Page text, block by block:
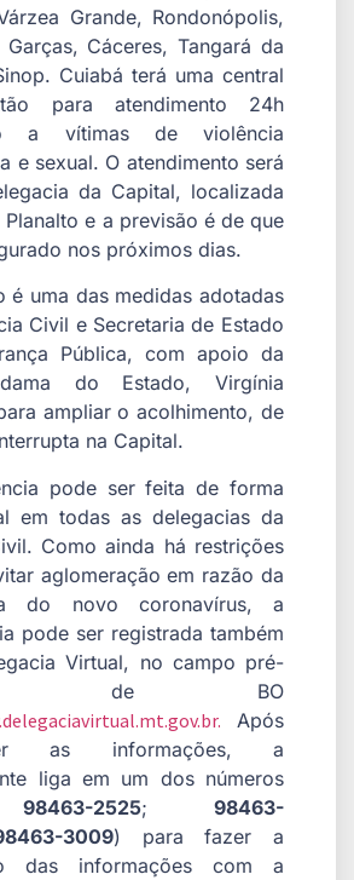
Grande, Rondonópolis,
Cáceres, Tangará da
Cuiabá terá uma central
para atendimento 24h
a vítimas de violência
e sexual. O atendimento será
da Capital, localizada
e a previsão é de que
nos próximos dias.
é uma das medidas adotadas
Civil e Secretaria de Estado
Pública, com apoio da
dama do Estado, Virgínia
ampliar o acolhimento, de
na Capital.
pode ser feita de forma
em todas as delegacias da
Como ainda há restrições
aglomeração em razão da
do novo coronavírus, a
pode ser registrada também
Virtual, no campo pré-
de BO
Após
as informações, a
liga em um dos números
98463-2525; 98463-
3009) para fazer a
das informações com a